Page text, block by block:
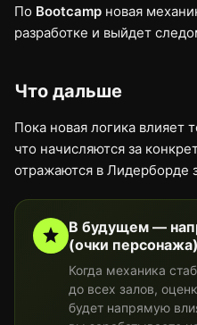
По Bootcamp новая
разработке и выйдет
Что дальше
Пока новая логика влияет
что начисляются за
отражаются в Лидерборде
В будущем —
(очки персонажа)
Когда механика
до всех залов,
будет напрямую